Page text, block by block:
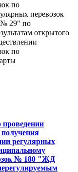
по
перевозок
№ 29" по
открытого
по
регулярных
№ 180 "ЖД